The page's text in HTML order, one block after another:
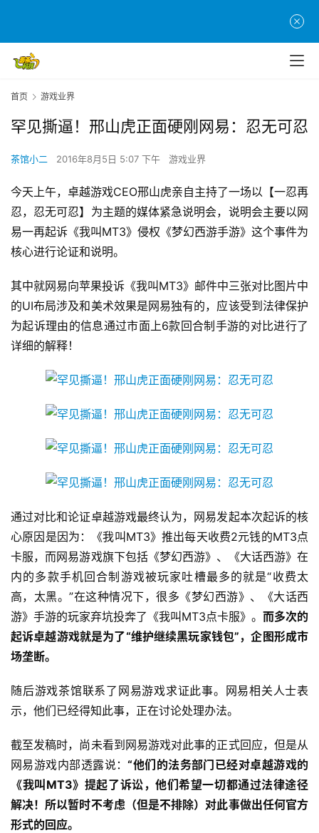
首
页
业
界
手
机
游
戏
单
游
戏
休
闲
游
戏
首页 游戏业界
罕见撕逼！邢山虎正面硬刚网易：忍无可忍
茶馆小二 2016年8月5日 5:07 下午 游戏业界
今天上午，卓越游戏CEO邢山虎亲自主持了一场以【一忍再
忍，忍无可忍】为主题的媒体紧急说明会，说明会主要以网
易一再起诉《我叫MT3》侵权《梦幻西游手游》这个事件为
核心进行论证和说明。
其中就网易向苹果投诉《我叫MT3》邮件中三张对比图片中
的UI布局涉及和美术效果是网易独有的，应该受到法律保护
为起诉理由的信息通过市面上6款回合制手游的对比进行了
详细的解释！
通过对比和论证卓越游戏最终认为，网易发起本次起诉的核
心原因是因为：《我叫MT3》推出每天收费2元钱的MT3点
卡服，而网易游戏旗下包括《梦幻西游》、《大话西游》在
内的多款手机回合制游戏被玩家吐槽最多的就是“收费太
高，太黑。”在这种情况下，很多《梦幻西游》、《大话西
游》手游的玩家弃坑投奔了《我叫MT3点卡服》。 而多次的
起诉卓越游戏就是为了“维护继续黑玩家钱包”，企图形成市
场垄断。
随后游戏茶馆联系了网易游戏求证此事。网易相关人士表
示，他们已经得知此事，正在讨论处理办法。
截至发稿时，尚未看到网易游戏对此事的正式回应，但是从
网易游戏内部透露说：“他们的法务部门已经对卓越游戏的
《我叫MT3》提起了诉讼，他们希望一切都通过法律途径
解决！所以暂时不考虑（但是不排除）对此事做出任何官方
形式的回应。